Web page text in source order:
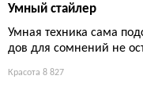
Умный стайлер
Умная техника сама
дов для сомнений не
Красота 8 827